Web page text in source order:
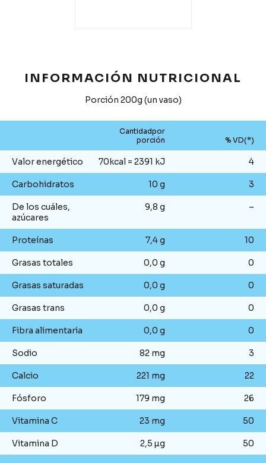
INFORMACIÓN NUTRICIONAL
Porción 200g (un vaso)
Cantidadpor
porción
% VD(*)
Valor energético 70kcal = 2391 kJ 4
Carbohidratos 10 g 3
De los cuáles,
azúcares
9,8 g –
Proteínas 7,4 g 10
Grasas totales 0,0 g 0
Grasas saturadas 0,0 g 0
Grasas trans 0,0 g 0
Fibra alimentaria 0,0 g 0
Sodio 82 mg 3
Calcio 221 mg 22
Fósforo 179 mg 26
Vitamina C 23 mg 50
Vitamina D 2,5 µg 50